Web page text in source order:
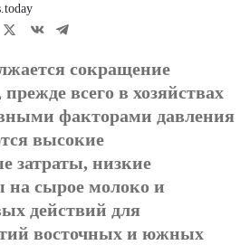
сокращение
всего в хозяйствах
факторами давления
высокие
затраты, низкие
на сырое молоко и
действий для
восточных и южных